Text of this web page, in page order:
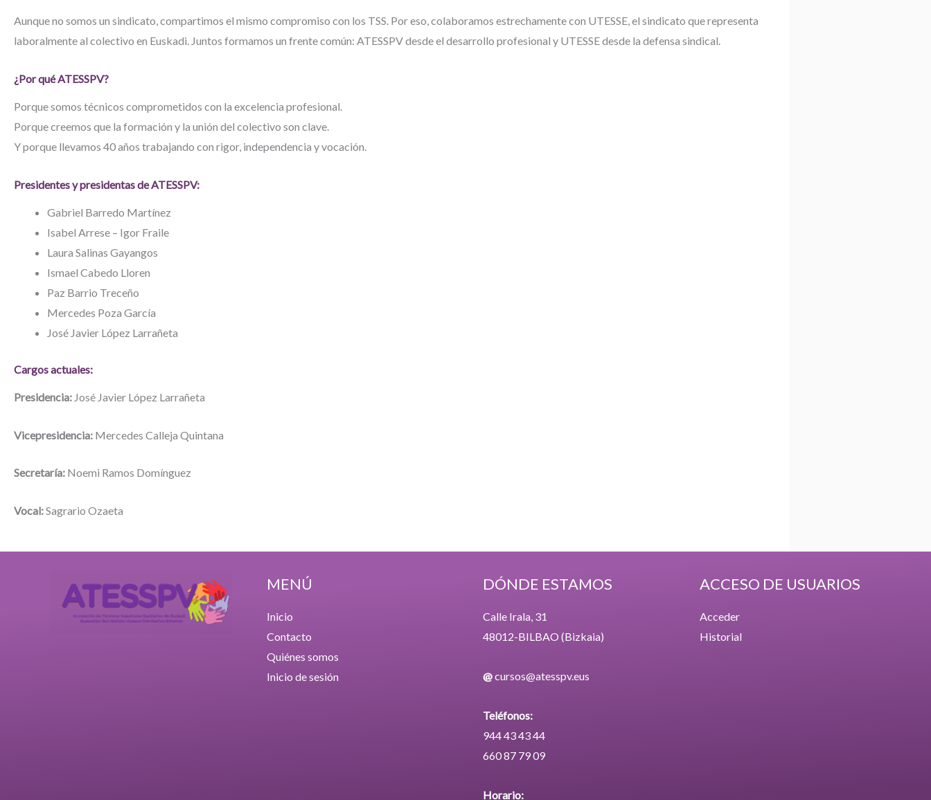
Aunque no somos un sindicato, compartimos el mismo compromiso con los TSS. Por eso, colaboramos estrechamente con UTESSE, el sindicato que representa
laboralmente al colectivo en Euskadi. Juntos formamos un frente común: ATESSPV desde el desarrollo profesional y UTESSE desde la defensa sindical.
¿Por qué ATESSPV?
Porque somos técnicos comprometidos con la excelencia profesional.
Porque creemos que la formación y la unión del colectivo son clave.
Y porque llevamos 40 años trabajando con rigor, independencia y vocación.
Presidentes y presidentas de ATESSPV:
Gabriel Barredo Martínez
Isabel Arrese – Igor Fraile
Laura Salinas Gayangos
Ismael Cabedo Lloren
Paz Barrio Treceño
Mercedes Poza García
José Javier López Larrañeta
Cargos actuales:
Presidencia: José Javier López Larrañeta
Vicepresidencia: Mercedes Calleja Quintana
Secretaría: Noemi Ramos Domínguez
Vocal:Sagrario Ozaeta
MENÚ
Inicio
Contacto
Quiénes somos
Inicio de sesión
DÓNDE ESTAMOS
Calle Irala, 31
48012-BILBAO (Bizkaia)
@cursos@atesspv.eus
Teléfonos:
944 43 43 44
660 87 79 09
Horario:
ACCESO DE USUARIOS
Acceder
Historial